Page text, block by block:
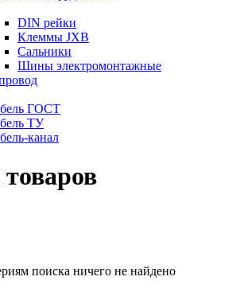
DIN рейки
Клеммы JXB
Сальники
Шины электромонтажные
ГОСТ
ТУ
канал
поиска ничего не найдено